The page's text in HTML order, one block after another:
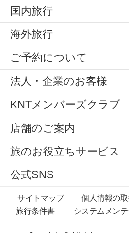
国内旅行
海外旅行
ご予約について
法人・企業のお客様
KNTメンバーズクラブ
店舗のご案内
旅のお役立ちサービス
公式SNS
サイトマップ 個人情報の取
旅行条件書
システムメン